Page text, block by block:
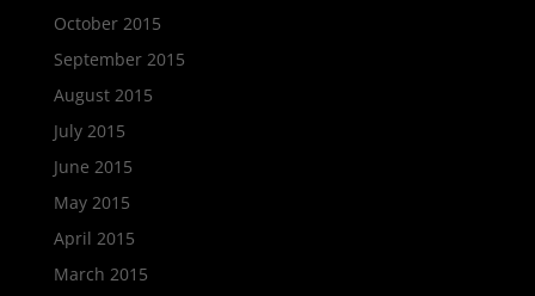
October 2015
September 2015
August 2015
July 2015
June 2015
May 2015
April 2015
March 2015